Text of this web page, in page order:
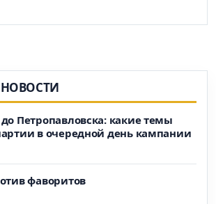
Петропавловска: какие темы
в очередной день кампании
фаворитов